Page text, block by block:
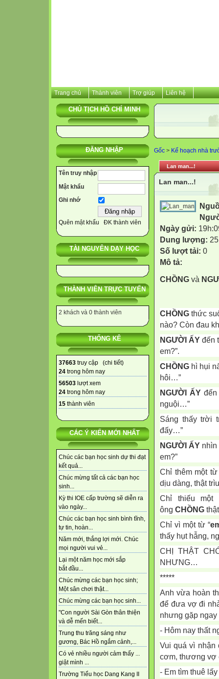
Trang chủ Thành viên Trợ giúp Liên hệ
CHỦ TỊCH HỒ CHÍ MINH
ĐĂNG NHẬP
Tên truy nhập
Mật khẩu
Ghi nhớ
Quên mật khẩu ĐK thành viên
TÀI NGUYÊN DẠY HỌC
THÀNH VIÊN TRỰC TUYẾN
2 khách và 0 thành viên
THỐNG KÊ
37663 truy cập (chi tiết)
24 trong hôm nay
56503 lượt xem
24 trong hôm nay
15 thành viên
CÁC Ý KIẾN MỚI NHẤT
Chúc các bạn học sinh dự thi đạt
kết quả...
Chúc mừng tất cả các bạn học
sinh...
Kỳ thi IOE cấp trường sẽ diễn ra
vào ngày...
Chúc các bạn học sinh bình tĩnh,
tự tin, hoàn...
Năm mới, thắng lợi mới. Chúc
mọi người vui vẻ...
Lại một năm học mới sắp
bắt đầu...
Chúc mừng các bạn học sinh;
Một sân chơi thật...
Chúc mừng các bạn học sinh...
"Con người Sài Gòn thân thiện
và dễ mến biết...
Trung thu trăng sáng như
gương, Bác Hồ ngắm cảnh,...
Có vẻ nhiều người cảm thấy ...
giật mình ...
Trường Tiểu học Dang Kang II
Gốc > Kế hoạch nhà
Lan man...!
Lan man...!
Ngày gửi:
Dung lượng:
Số lượt tải: 0
Mô tả:
CHỒNG và
CHỒNG thức
nào? Còn đau
NGƯỜI ẤY đến
em?”.
CHỒNG hì hụi
hôi…”
NGƯỜI ẤY
nguội…”
Sáng thấy trời
đấy…”
NGƯỜI ẤY nhìn
em?”
Chỉ thêm một
dịu dàng, thật
Chỉ thiếu
ông CHỒNG
Chỉ vì một từ “
thấy hụt hẫng,
CHỊ THẬT
NHƯNG…
*****
Anh vừa hoàn
để đưa vợ đi
nhưng gặp
- Hôm nay thất
Vui quá vì
cơm, thương vợ
- Em tìm thuê